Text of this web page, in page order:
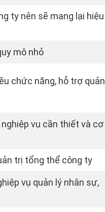
ty nên sẽ mang lại hiệu
mô nhỏ
chức năng, hỗ trợ quản
vụ cần thiết và cơ
trị tổng thể công ty
vụ quản lý nhân sự,